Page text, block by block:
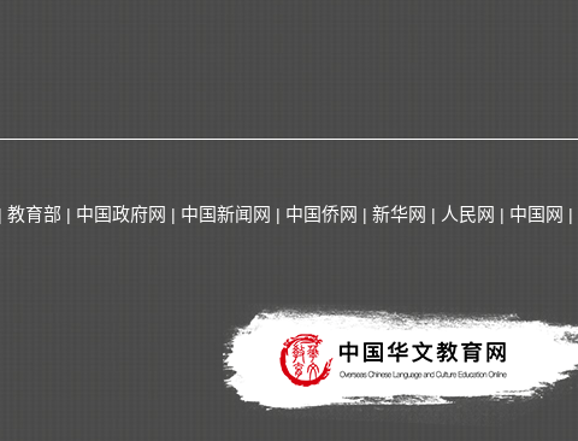
| 教育部 | 中国政府网 | 中国新闻网 | 中国侨网 | 新华网 | 人民网 | 中国网 |